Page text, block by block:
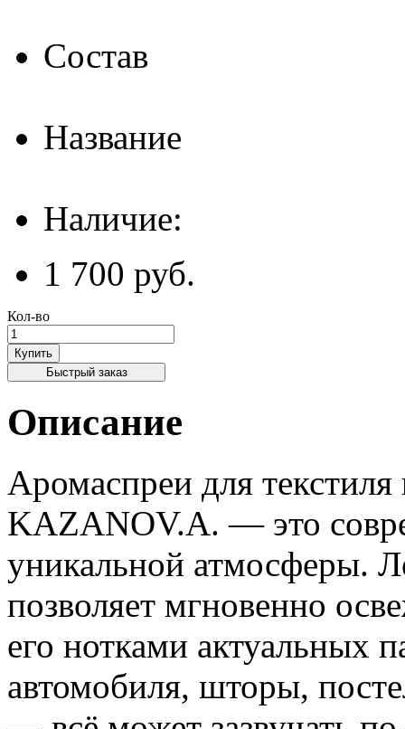
Состав
Название
Наличие:
1 700 руб.
Кол-во
Купить
Быстрый заказ
Описание
Аромаспреи для
KAZANOV.A. — это
уникальной атмосферы.
позволяет мгновенно
его нотками актуальных
автомобиля, шторы,